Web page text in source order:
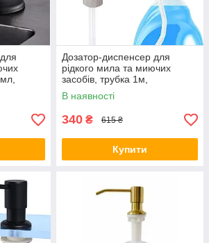
Дозатор-диспенсер для
рідкого мила та миючих
засобів, трубка 1м,
Нержавіюча сталь
В наявності
340 ₴ 615 ₴
Купити